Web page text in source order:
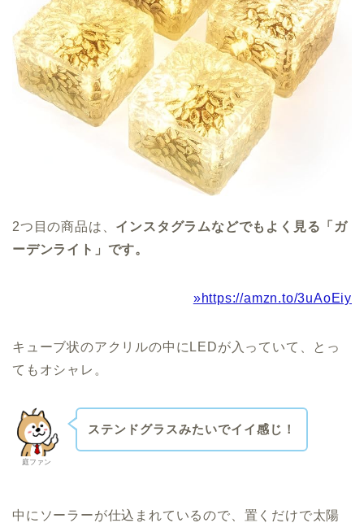
2つ目の商品は、 インスタグラムなどでもよく見る「ガ
ーデンライト」です。
»https://amzn.to/3uAoEiy
キューブ状のアクリルの中に LEDが入っていて、とっ
てもオシャレ。
庭ファン
ステンドグラスみたいでイイ感じ！
中にソーラーが仕込まれているので、置くだけで太陽